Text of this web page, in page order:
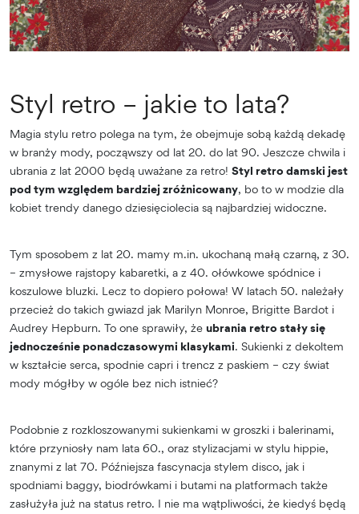
Styl retro – jakie to lata?
Magia stylu retro polega na tym, że obejmuje sobą każdą dekadę
w branży mody, począwszy od lat 20. do lat 90. Jeszcze chwila i
ubrania z lat 2000 będą uważane za retro! Styl retro damski jest
pod tym względem bardziej zróżnicowany, bo to w modzie dla
kobiet trendy danego dziesięciolecia są najbardziej widoczne.
Tym sposobem z lat 20. mamy m.in. ukochaną małą czarną, z 30.
– zmysłowe rajstopy kabaretki, a z 40. ołówkowe spódnice i
koszulowe bluzki. Lecz to dopiero połowa! W latach 50. należały
przecież do takich gwiazd jak Marilyn Monroe, Brigitte Bardot i
Audrey Hepburn. To one sprawiły, że ubrania retro stały się
jednocześnie ponadczasowymi klasykami. Sukienki z dekoltem
w kształcie serca, spodnie capri i trencz z paskiem – czy świat
mody mógłby w ogóle bez nich istnieć?
Podobnie z rozkloszowanymi sukienkami w groszki i balerinami,
które przyniosły nam lata 60., oraz stylizacjami w stylu hippie,
znanymi z lat 70. Późniejsza fascynacja stylem disco, jak i
spodniami baggy, biodrówkami i butami na platformach także
zasłużyła już na status retro. I nie ma wątpliwości, że kiedyś będą